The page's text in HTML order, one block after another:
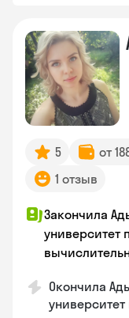
5 от
1 отзыв
Закончила
университет
Окончила